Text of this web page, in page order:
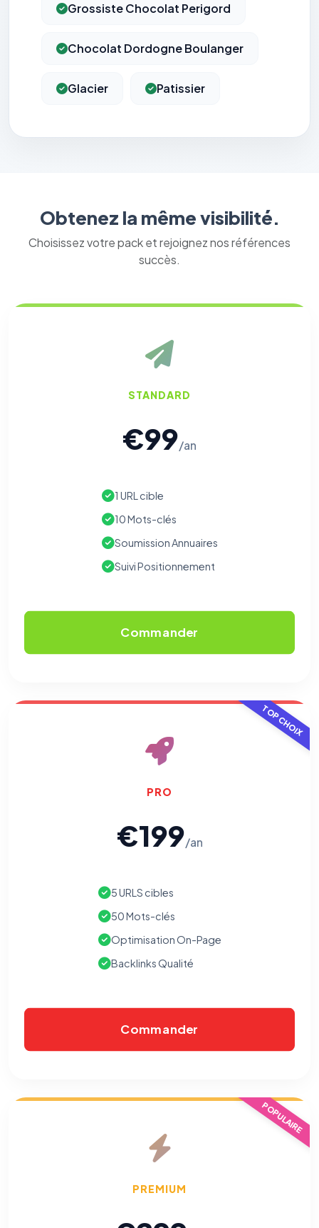
Grossiste Chocolat Perigord
Chocolat Dordogne Boulanger
Glacier Patissier
Obtenez la même visibilité.
Choisissez votre pack et rejoignez nos références
succès.
STANDARD
€99/an
1 URL cible
10 Mots-clés
Soumission Annuaires
Suivi Positionnement
Commander
TOP CHOIX
PRO
€199/an
5 URLS cibles
50 Mots-clés
Optimisation On-Page
Backlinks Qualité
Commander
POPULAIRE
PREMIUM
⚙️
TOUJOURS ACTIF
Nécessaires au fonctionnement du site : session, sécurité,
peuvent pas être désactivés.
Cookies analytiques